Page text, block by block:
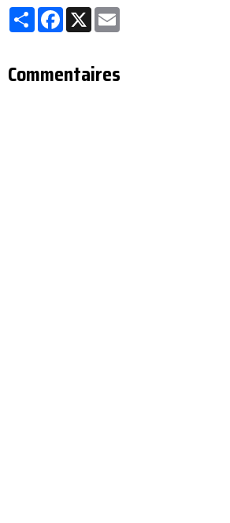
Partager
Facebook
X
Commentaires